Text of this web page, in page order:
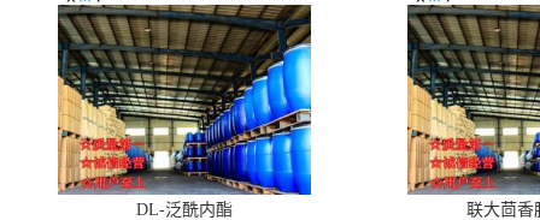
DL-泛酰内酯 联大茴香